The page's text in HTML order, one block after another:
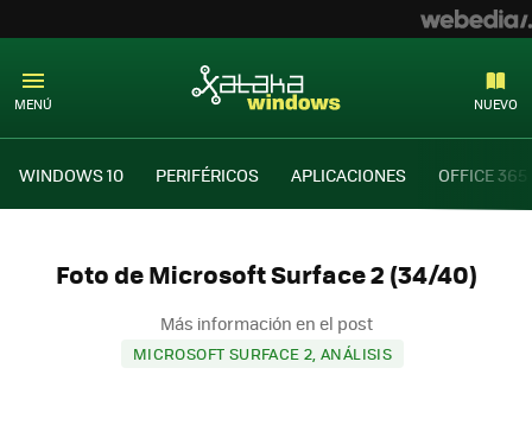
MENÚ NUEVO
WINDOWS 10 PERIFÉRICOS APLICACIONES OFFICE 365
Foto de Microsoft Surface 2 (34/40)
Más información en el post
MICROSOFT SURFACE 2, ANÁLISIS